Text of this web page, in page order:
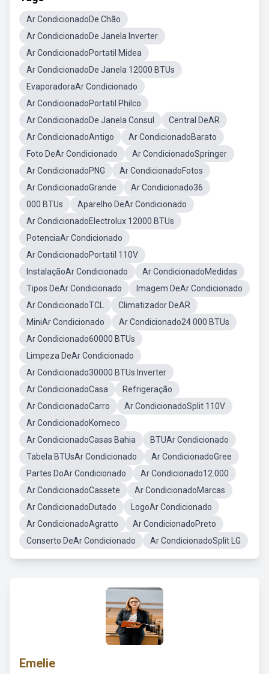
Ar CondicionadoDe Chão
Ar CondicionadoDe Janela Inverter
Ar CondicionadoPortatil Midea
Ar CondicionadoDe Janela 12000 BTUs
EvaporadoraAr Condicionado
Ar CondicionadoPortatil Philco
Ar CondicionadoDe Janela Consul
Central DeAR
Ar CondicionadoAntigo
Ar CondicionadoBarato
Foto DeAr Condicionado
Ar CondicionadoSpringer
Ar CondicionadoPNG
Ar CondicionadoFotos
Ar CondicionadoGrande
Ar Condicionado36
000 BTUs
Aparelho DeAr Condicionado
Ar CondicionadoElectrolux 12000 BTUs
PotenciaAr Condicionado
Ar CondicionadoPortatil 110V
InstalaçãoAr Condicionado
Ar CondicionadoMedidas
Tipos DeAr Condicionado
Imagem DeAr Condicionado
Ar CondicionadoTCL
Climatizador DeAR
MiniAr Condicionado
Ar Condicionado24 000 BTUs
Ar Condicionado60000 BTUs
Limpeza DeAr Condicionado
Ar Condicionado30000 BTUs Inverter
Ar CondicionadoCasa
Refrigeração
Ar CondicionadoCarro
Ar CondicionadoSplit 110V
Ar CondicionadoKomeco
Ar CondicionadoCasas Bahia
BTUAr Condicionado
Tabela BTUsAr Condicionado
Ar CondicionadoGree
Partes DoAr Condicionado
Ar Condicionado12.000
Ar CondicionadoCassete
Ar CondicionadoMarcas
Ar CondicionadoDutado
LogoAr Condicionado
Ar CondicionadoAgratto
Ar CondicionadoPreto
Conserto DeAr Condicionado
Ar CondicionadoSplit LG
Emelie